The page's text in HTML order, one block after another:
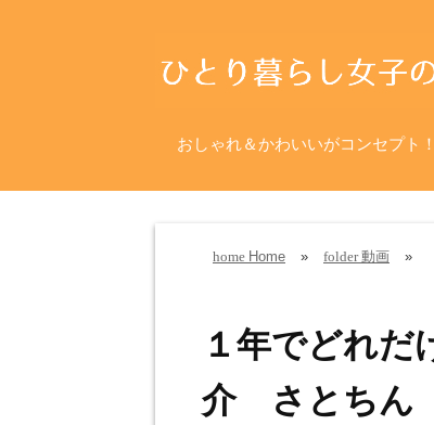
おしゃれ＆かわいいがコンセプト
home Home » folder動画 »
１年でどれだ
介 さとちん